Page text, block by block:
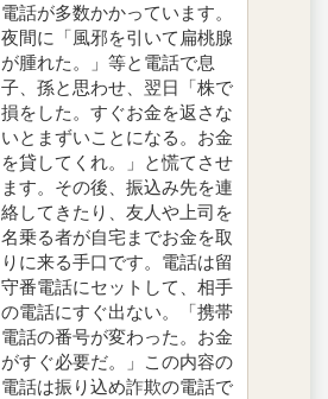
電話が多数かかっています。
夜間に「風邪を引いて扁桃腺
が腫れた。」等と電話で息
子、孫と思わせ、翌日「株で
損をした。すぐお金を返さな
いとまずいことになる。お金
を貸してくれ。」と慌てさせ
ます。その後、振込み先を連
絡してきたり、友人や上司を
名乗る者が自宅までお金を取
りに来る手口です。電話は留
守番電話にセットして、相手
の電話にすぐ出ない。「携帯
電話の番号が変わった。お金
がすぐ必要だ。」この内容の
電話は振り込め詐欺の電話で